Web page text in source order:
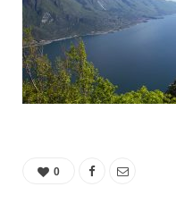
0